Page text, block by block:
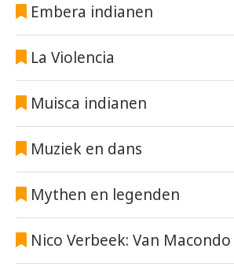
Embera indianen
La Violencia
Muisca indianen
Muziek en dans
Mythen en legenden
Nico Verbeek: Van